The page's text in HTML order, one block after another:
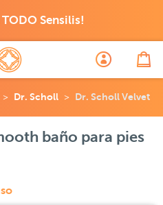
TODO Sensilis!
Dr. Scholl Dr. Scholl Velvet
baño para pies